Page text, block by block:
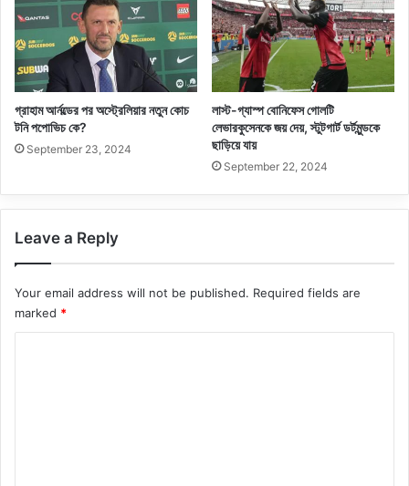
গ্রাহাম আর্নল্ডের পর অস্ট্রেলিয়ার নতুন কোচ
টনি পপোভিচ কে?
September 23, 2024
লাস্ট-গ্যাস্প বোনিফেস গোলটি
লেভারকুসেনকে জয় দেয়, স্টুটগার্ট ডর্টমুন্ডকে
ছাড়িয়ে যায়
September 22, 2024
Leave a Reply
Your email address will not be published. Required fields are
marked *